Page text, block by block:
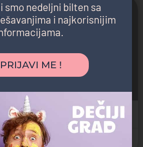
Vrtić
smo nedeljni bilten sa
i najkorisnijim
PRIJAVI ME !